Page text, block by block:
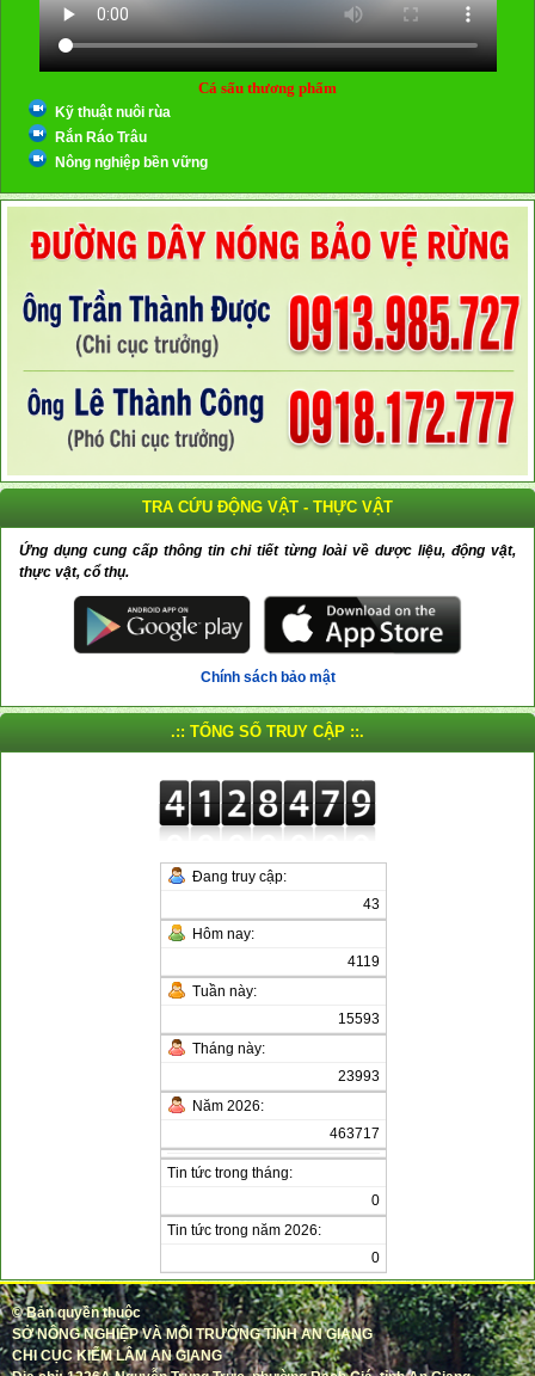
Cá sấu thương phẩm
Kỹ thuật nuôi rùa
Rắn Ráo Trâu
Nông nghiệp bền vững
TRA CỨU ĐỘNG VẬT - THỰC VẬT
Ứng dụng cung cấp thông tin chi tiết từng loài về dược liệu, động vật,
thực vật, cổ thụ.
Chính sách bảo mật
.:: TỔNG SỐ TRUY CẬP ::.
Đang truy cập:
43
Hôm nay:
4119
Tuần này:
15593
Tháng này:
23993
Năm 2026:
463717
Tin tức trong tháng:
0
Tin tức trong năm 2026:
0
© Bản quyền thuộc
SỞ NÔNG NGHIỆP VÀ MÔI TRƯỜNG TỈNH AN GIANG
CHI CỤC KIỂM LÂM AN GIANG